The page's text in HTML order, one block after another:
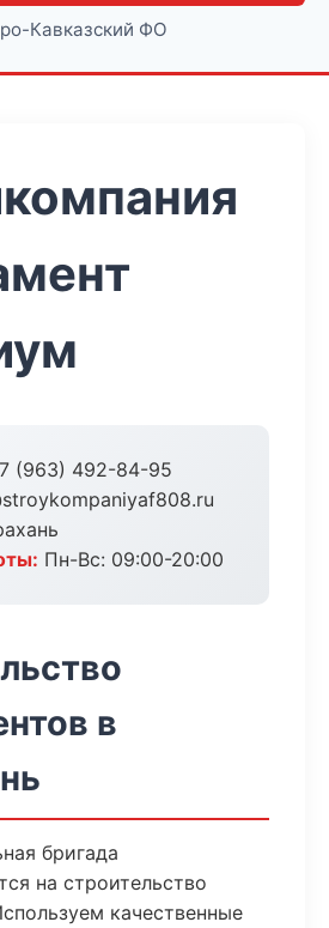
Кавказский ФО
(963) 492-84-95
Пн-Вс: 09:00-20:00
в
бригада
на строительство
качественные